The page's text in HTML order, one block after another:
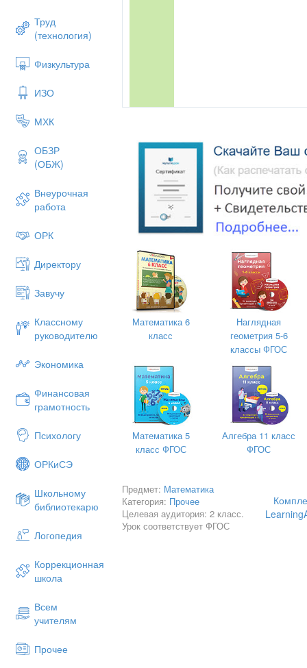
Труд
(технология)
Физкультура
ИЗО
МХК
ОБЗР
(ОБЖ)
Внеурочная
работа
ОРК
Директору
Завучу
Классному
руководителю
Экономика
Финансовая
грамотность
Психологу
ОРКиСЭ
Школьному
библиотекарю
Логопедия
Коррекционная
школа
Всем
учителям
Прочее
Математика 6
класс
Наглядная
геометрия 5-6
классы ФГОС
Математика 5
класс ФГОС
Алгебра 11 класс
ФГОС
Предмет: Математика
Категория: Прочее
Целевая аудитория: 2 класс.
Урок соответствует ФГОС